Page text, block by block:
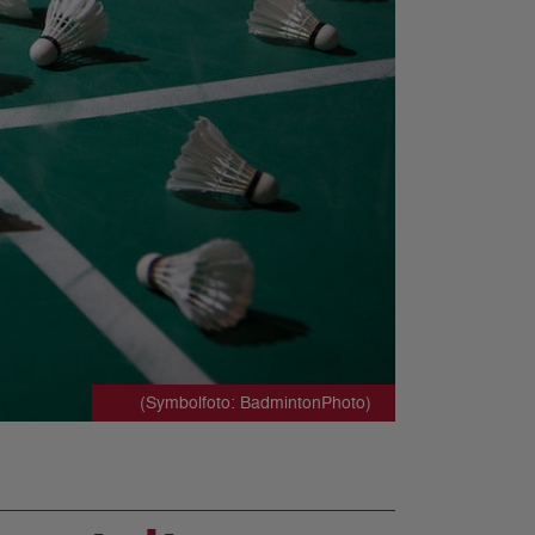
(Symbolfoto: BadmintonPhoto)